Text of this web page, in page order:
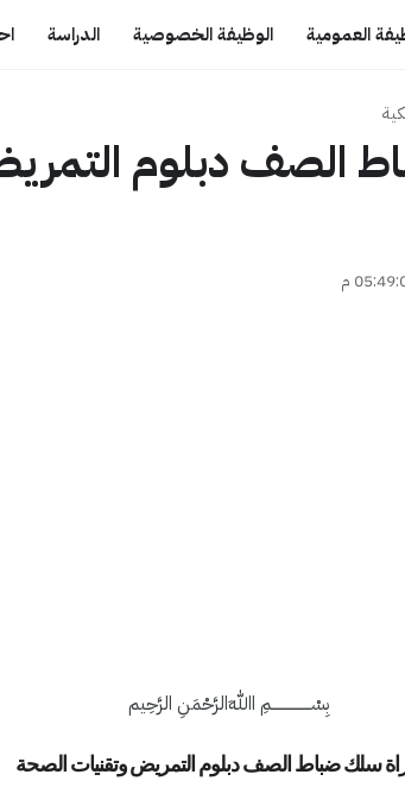
العمومية الوظيفة الخصوصية الدراسة
الصف دبلوم
بِسْــــــــــــــــمِ اﷲِالرَّحْمَنِ الرَّحِيم